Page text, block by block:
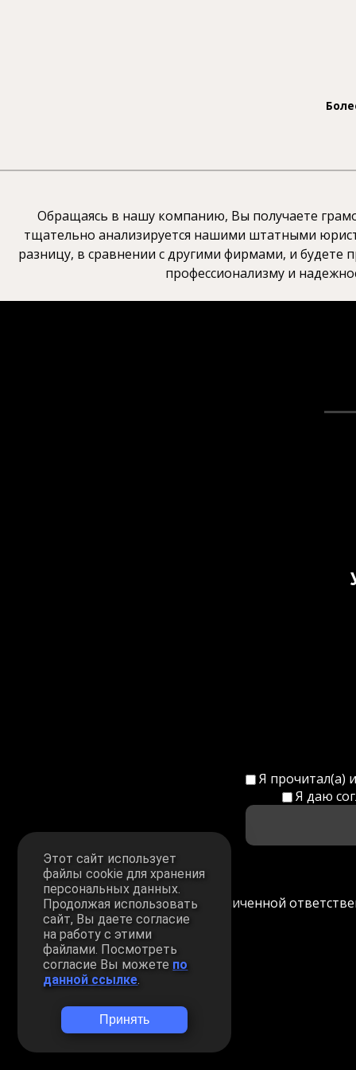
Обращаясь в нашу компанию, Вы получаете
тщательно анализируется нашими штатными
разницу, в сравнении с другими фирмами, и
профессионализму и
Я прочитал(а)
Я даю
Общество с ограниченной
Этот сайт использует
файлы cookie для хранения
персональных данных.
Продолжая использовать
сайт, Вы даете согласие
на работу с этими
файлами. Посмотреть
согласие Вы можете по
данной ссылке